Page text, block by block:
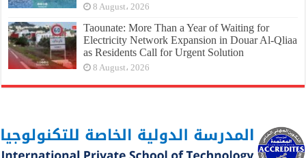
8 August، 2026
Taounate: More Than a Year of Waiting for
Electricity Network Expansion in Douar Al-Qliaa
as Residents Call for Urgent Solution
8 August، 2026